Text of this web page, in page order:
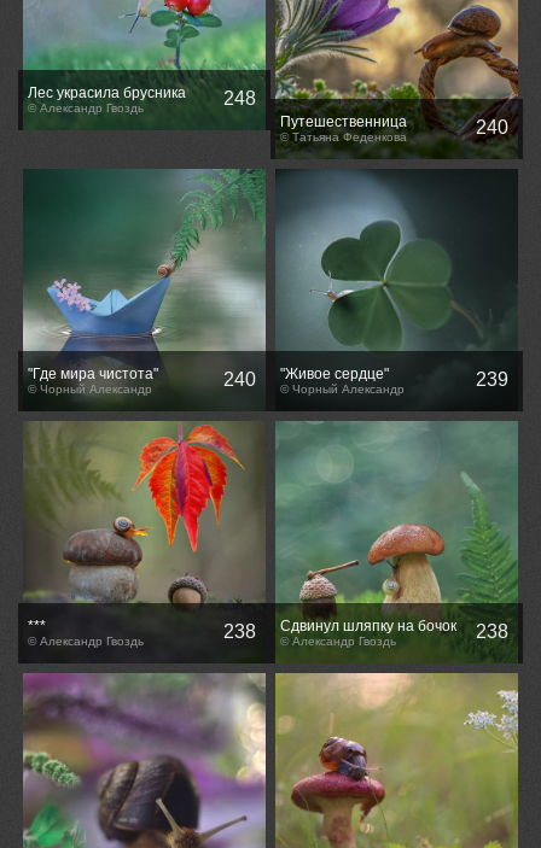
Лес украсила брусника
© Александр Гвоздь 248
Путешественница
© Татьяна Феденкова 240
"Где мира чистота"
© Чорный Александр 240 "Живое сердце"
© Чорный Александр 239
***
© Александр Гвоздь 238 Сдвинул шляпку на бочок
© Александр Гвоздь 238